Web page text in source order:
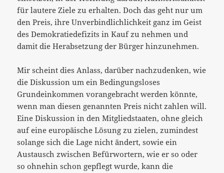
für lautere Ziele zu erhalten. Doch das geht nur um
den Preis, ihre Unverbindlichlichkeit ganz im Geist
des Demokratiedefizits in Kauf zu nehmen und
damit die Herabsetzung der Bürger hinzunehmen.
Mir scheint dies Anlass, darüber nachzudenken, wie
die Diskussion um ein Bedingungsloses
Grundeinkommen vorangebracht werden könnte,
wenn man diesen genannten Preis nicht zahlen will.
Eine Diskussion in den Mitgliedstaaten, ohne gleich
auf eine europäische Lösung zu zielen, zumindest
solange sich die Lage nicht ändert, sowie ein
Austausch zwischen Befürwortern, wie er so oder
so ohnehin schon gepflegt wurde, kann die